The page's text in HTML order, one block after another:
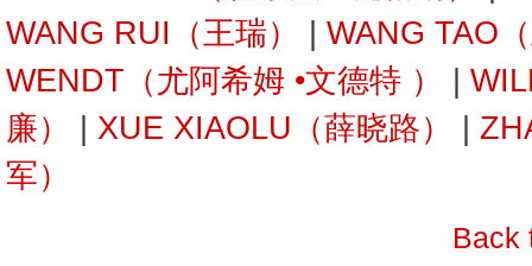
WANG RUI（王瑞）
WANG TAO
WENDT（尤阿希姆 •文德特 ）
廉）
XUE XIAOLU（薛晓路）
军）
Back